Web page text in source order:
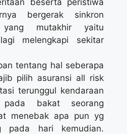
bergerak sinkron
mutakhir yaitu
melengkapi sekitar
tentang hal seberapa
pilih asuransi all risk
terunggul kendaraan
bakat seorang
menebak apa pun yg
pada hari kemudian.